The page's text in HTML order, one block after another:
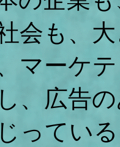
会も、
マーケ
、広告
ってい